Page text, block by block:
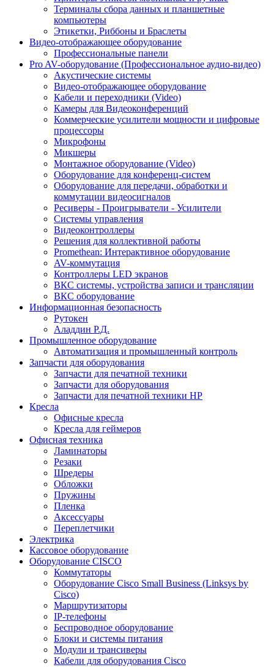
Терминалы сбора данных и планшетные
компьютеры
Этикетки, Риббоны и Браслеты
Видео-отображающее оборудование
Профессиональные панели
Pro AV-оборудование (Профессиональное аудио-видео)
Акустические системы
Видео-отображающее оборудование
Кабели и переходники (Video)
Камеры для Видеоконференций
Коммерческие усилители мощности и цифровые
процессоры
Микрофоны
Микшеры
Монтажное оборудование (Video)
Оборудование для конференц-систем
Оборудование для передачи, обработки и
коммутации видеосигналов
Ресиверы - Проигрыватели - Усилители
Системы управления
Видеоконтроллеры
Решения для коллективной работы
Promethean: Интерактивное оборудование
AV-коммутация
Контроллеры LED экранов
ВКС системы, устройства записи и трансляции
ВКС оборудование
Информационная безопасность
Рутокен
Аладдин Р.Д.
Промышленное оборудование
Автоматизация и промышленный контроль
Запчасти для оборудования
Запчасти для печатной техники
Запчасти для оборудования
Запчасти для печатной техники HP
Кресла
Офисные кресла
Кресла для геймеров
Офисная техника
Ламинаторы
Резаки
Шредеры
Обложки
Пружины
Пленка
Аксессуары
Переплетчики
Электрика
Кассовое оборудование
Оборудование CISCO
Коммутаторы
Оборудование Cisco Small Business (Linksys by
Cisco)
Маршрутизаторы
IP-телефоны
Беспроводное оборудование
Блоки и системы питания
Модули и трансиверы
Кабели для оборудования Cisco